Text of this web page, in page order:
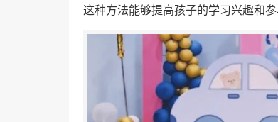
这种方法能够提高孩子的学习兴趣和